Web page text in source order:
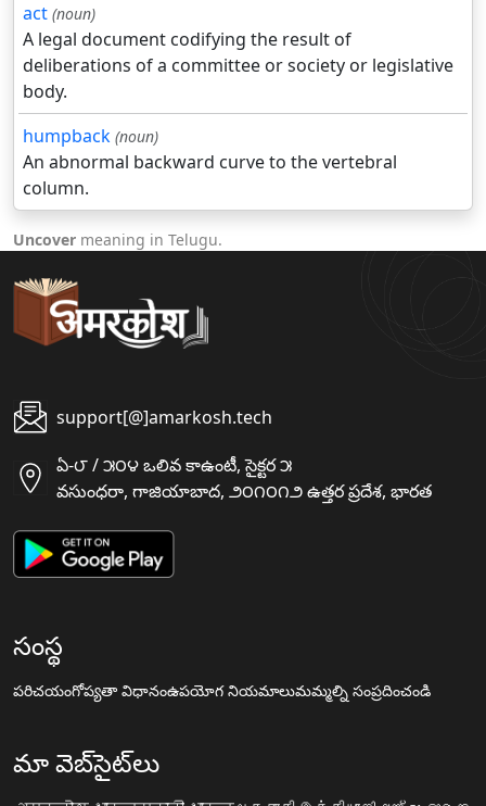
act (noun)
A legal document codifying the result of
deliberations of a committee or society or legislative
body.
humpback (noun)
An abnormal backward curve to the vertebral
column.
Uncover meaning in Telugu.
support[@]amarkosh.tech
ఏ-౮ / ౫౦౪ ఒలివ కాఉంటీ, సైక్టర ౫
వసుంధరా, గాజియాబాద, ౨౦౧౦౧౨ ఉత్తర ప్రదేశ, భారత
సంస్థ
పరిచయంగోప్యతా విధానంఉపయోగ నియమాలుమమ్మల్ని సంప్రదించండి
మా వెబ్‌సైట్‌లు